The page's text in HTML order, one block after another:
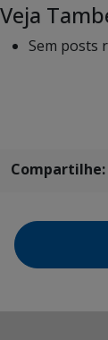
Veja
Sem posts
Compartilhe: